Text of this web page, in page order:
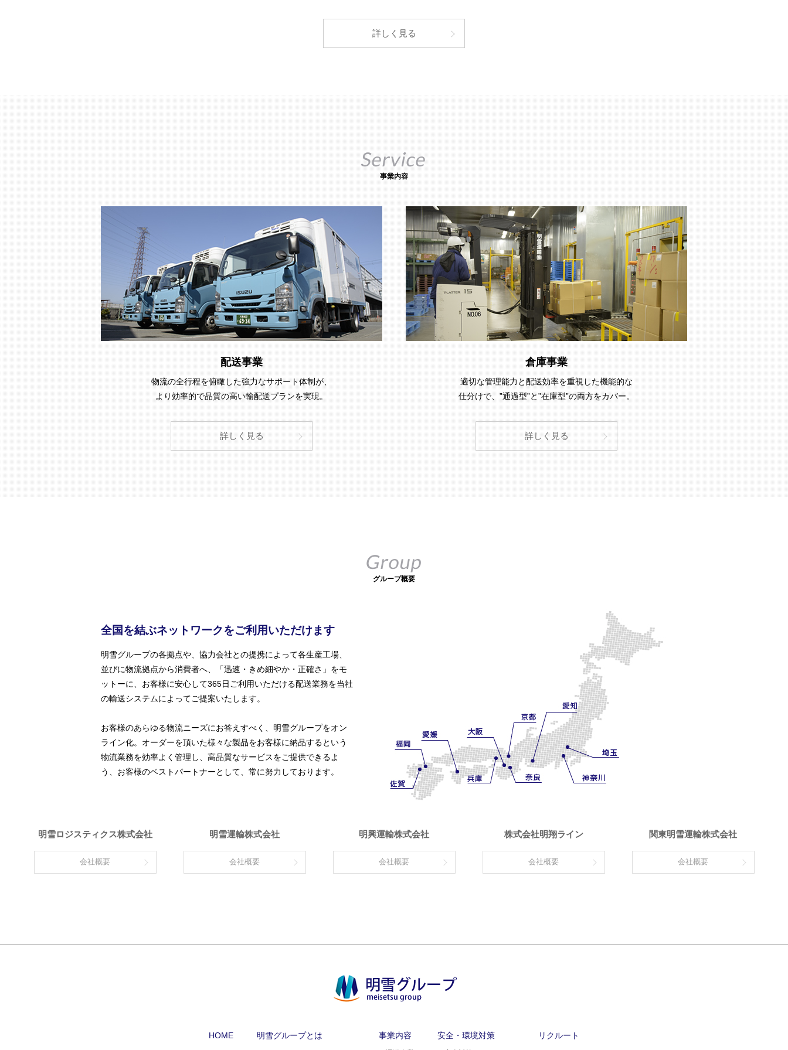
詳しく見る
Service
事業内容
配送事業
物流の全行程を俯瞰した強力なサポート体制が、
より効率的で品質の高い輸配送プランを実現。
詳しく見る
倉庫事業
適切な管理能力と配送効率を重視した機能的な
仕分けで、”通過型”と”在庫型”の両方をカバー。
詳しく見る
Group
グループ概要
全国を結ぶネットワークをご利用いただけます
明雪グループの各拠点や、協力会社との提携によって各生産工場、
並びに物流拠点から消費者へ、「迅速・きめ細やか・正確さ」をモ
ットーに、お客様に安心して365日ご利用いただける配送業務を当社
の輸送システムによってご提案いたします。
お客様のあらゆる物流ニーズにお答えすべく、明雪グループをオン
ライン化。オーダーを頂いた様々な製品をお客様に納品するという
物流業務を効率よく管理し、高品質なサービスをご提供できるよ
う、お客様のベストパートナーとして、常に努力しております。
明雪ロジスティクス株式会社
会社概要
明雪運輸株式会社
会社概要
明興運輸株式会社
会社概要
株式会社明翔ライン
会社概要
関東明雪運輸株式会社
会社概要
HOME 明雪グループとは 事業内容 安全・環境対策 リクルート